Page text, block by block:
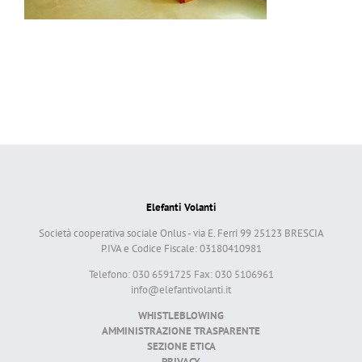
Elefanti Volanti
Società cooperativa sociale Onlus - via E. Ferri 99 25123 BRESCIA
P.IVA e Codice Fiscale: 03180410981
Telefono: 030 6591725 Fax: 030 5106961
info@elefantivolanti.it
WHISTLEBLOWING
AMMINISTRAZIONE TRASPARENTE
SEZIONE ETICA